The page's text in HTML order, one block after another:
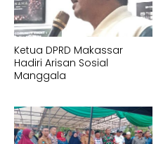
Ketua DPRD Makassar
Hadiri Arisan Sosial
Manggala